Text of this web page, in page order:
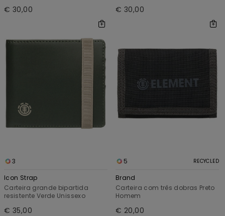
€ 30,00 € 30,00
3
Icon Strap
Carteira grande bipartida
resistente Verde Unissexo
€ 35,00
5 RECYCLED
Brand
Carteira com três dobras Preto
Homem
€ 20,00